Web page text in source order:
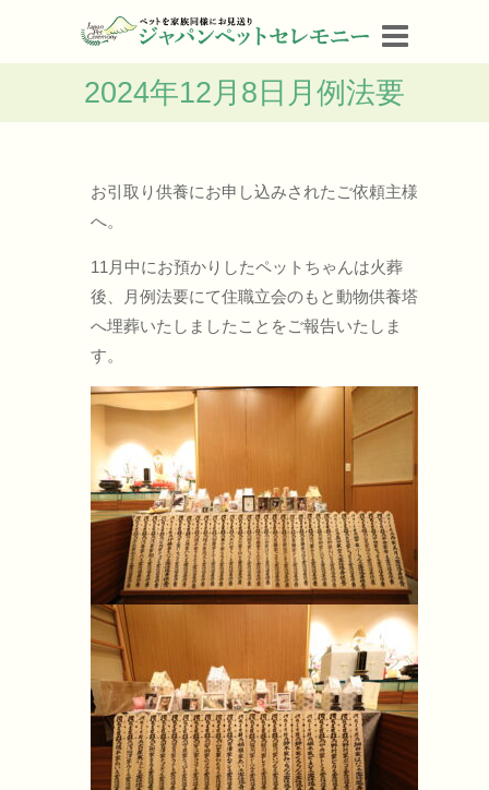
2024年12月8日月例法要
お引取り供養にお申し込みされたご依頼主様
へ。
11月中にお預かりしたペットちゃんは火葬
後、月例法要にて住職立会のもと動物供養塔
へ埋葬いたしましたことをご報告いたしま
す。